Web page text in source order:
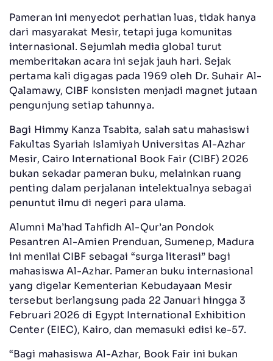
Pameran ini menyedot perhatian luas, tidak hanya
dari masyarakat Mesir, tetapi juga komunitas
internasional. Sejumlah media global turut
memberitakan acara ini sejak jauh hari. Sejak
pertama kali digagas pada 1969 oleh Dr. Suhair Al-
Qalamawy, CIBF konsisten menjadi magnet jutaan
pengunjung setiap tahunnya.
Bagi Himmy Kanza Tsabita, salah satu mahasiswi
Fakultas Syariah Islamiyah Universitas Al-Azhar
Mesir, Cairo International Book Fair (CIBF) 2026
bukan sekadar pameran buku, melainkan ruang
penting dalam perjalanan intelektualnya sebagai
penuntut ilmu di negeri para ulama.
Alumni Ma’had Tahfidh Al-Qur’an Pondok
Pesantren Al-Amien Prenduan, Sumenep, Madura
ini menilai CIBF sebagai “surga literasi” bagi
mahasiswa Al-Azhar. Pameran buku internasional
yang digelar Kementerian Kebudayaan Mesir
tersebut berlangsung pada 22 Januari hingga 3
Februari 2026 di Egypt International Exhibition
Center (EIEC), Kairo, dan memasuki edisi ke-57.
“Bagi mahasiswa Al-Azhar, Book Fair ini bukan